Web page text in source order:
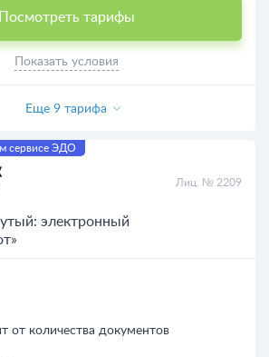
Посмотреть тарифы
Показать условия
Еще 9 тарифа
сервисе ЭДО
Лиц. № 2209
электронный
от количества документов